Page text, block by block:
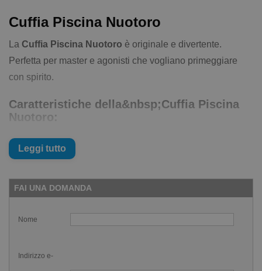
Cuffia Piscina Nuotoro
La Cuffia Piscina Nuotoro è originale e divertente.
Perfetta per master e agonisti che vogliano primeggiare
con spirito.
Caratteristiche della&nbsp;Cuffia Piscina
Nuotoro:
Cuffia in silicone di qualità
Grafica originale e divertente
Il logo è stato creato da
Leggi tutto
FAI UNA DOMANDA
Nome
Indirizzo e-